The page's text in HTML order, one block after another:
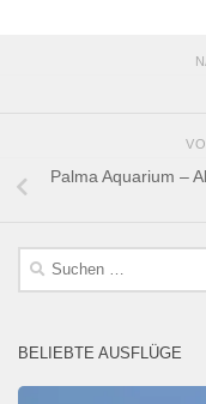
Palma Aquarium –
Suchen
BELIEBTE AUSFLÜGE